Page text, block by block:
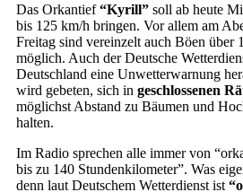
Das Orkantief“Kyrill”soll ab heute
bis 125 km/h bringen. Vor allem am
Freitag sind vereinzelt auch Böen über
möglich. Auch der Deutsche
Deutschland eine Unwetterwarnung
wird gebeten, sich in geschlossenen
möglichst Abstand zu Bäumen und
halten.
Im Radio sprechen alle immer von
bis zu 140 Stundenkilometer”. Was
denn laut Deutschem Wetterdienst ist